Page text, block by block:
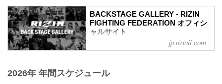
第12試合 ／山本美憂 vs. 大島沙緒里
大島沙緒里4
山本美憂3
第11試合 ／砂辺光久 vs. 中務修良
砂辺光久3
山本空良3
RIZIN MMAルール：5分 3R（66.0kg）
（LOSE）鈴木博昭 vs. 平本蓮（WIN）
3R 判定 （1-2）
第12試合 ／山本美憂 vs. 大島沙緒里
（WIN）
BACKSTAGE GALLERY - RIZIN
FIGHTING FEDERATION オフィシ
ャルサイト
BACKSTAGE GALLERY の記事一覧 - 格
イジン ファイティング フェデレーショ
jp.rizinff.com
2026年 年間スケジュール